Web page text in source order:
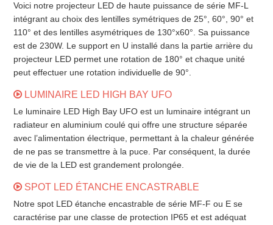
Voici notre projecteur LED de haute puissance de série MF-L
intégrant au choix des lentilles symétriques de 25°, 60°, 90° et
110° et des lentilles asymétriques de 130°x60°. Sa puissance
est de 230W. Le support en U installé dans la partie arrière du
projecteur LED permet une rotation de 180° et chaque unité
peut effectuer une rotation individuelle de 90°.
LUMINAIRE LED HIGH BAY UFO
Le luminaire LED High Bay UFO est un luminaire intégrant un
radiateur en aluminium coulé qui offre une structure séparée
avec l’alimentation électrique, permettant à la chaleur générée
de ne pas se transmettre à la puce. Par conséquent, la durée
de vie de la LED est grandement prolongée.
SPOT LED ÉTANCHE ENCASTRABLE
Notre spot LED étanche encastrable de série MF-F ou E se
caractérise par une classe de protection IP65 et est adéquat